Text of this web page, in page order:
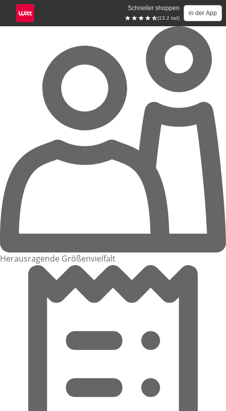
Schneller shoppen
(13.2 tsd)
in der App
Herausragende Größenvielfalt